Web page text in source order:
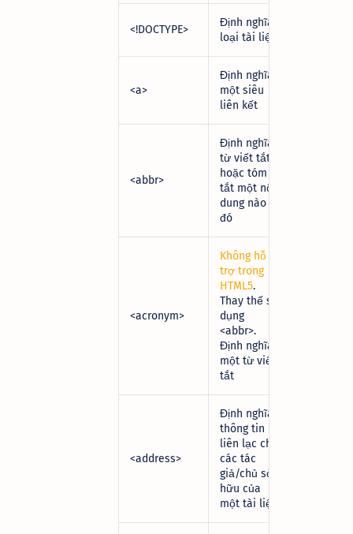
<!DOCTYPE>
Định nghĩa
loại tài liệu
<a>
Định nghĩa
một siêu
liên kết
<abbr>
Định nghĩa
từ viết tắt
hoặc tóm
tắt một nội
dung nào
đó
<acronym>
Không hỗ
trợ trong
HTML5.
Thay thế sử
dụng
<abbr>.
Định nghĩa
một từ viết
tắt
<address>
Định nghĩa
thông tin
liên lạc cho
các tác
giả/chủ sở
hữu của
một tài liệu